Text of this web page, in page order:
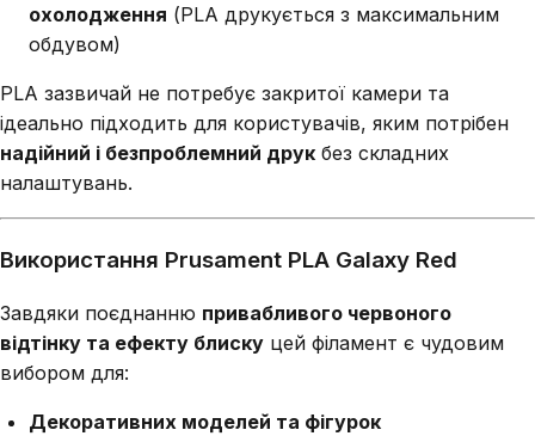
охолодження (PLA друкується з максимальним
обдувом)
PLA зазвичай не потребує закритої камери та
ідеально підходить для користувачів, яким потрібен
надійний і безпроблемний друк без складних
налаштувань.
Використання Prusament PLA Galaxy Red
Завдяки поєднанню привабливого червоного
відтінку та ефекту блиску цей філамент є чудовим
вибором для:
Декоративних моделей та фігурок